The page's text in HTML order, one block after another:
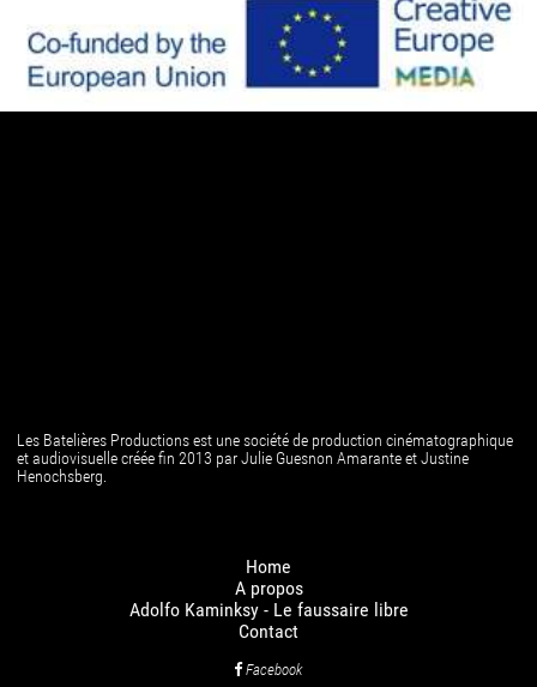
Les Batelières Productions est une société de production cinématographique
et audiovisuelle créée fin 2013 par Julie Guesnon Amarante et Justine
Henochsberg.
Home
A propos
Adolfo Kaminksy - Le faussaire libre
Contact
Facebook